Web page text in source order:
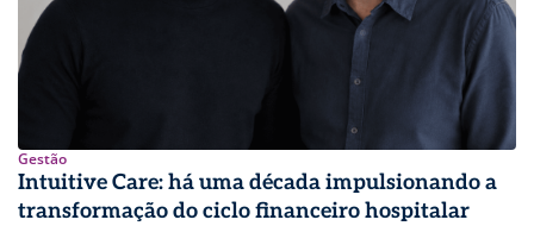
Gestão
Intuitive Care: há uma década impulsionando a
transformação do ciclo financeiro hospitalar